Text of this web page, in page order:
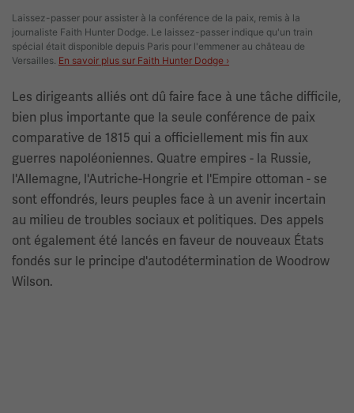
Laissez-passer pour assister à la conférence de la paix, remis à la
journaliste Faith Hunter Dodge. Le laissez-passer indique qu'un train
spécial était disponible depuis Paris pour l'emmener au château de
Versailles. En savoir plus sur Faith Hunter Dodge ›
Les dirigeants alliés ont dû faire face à une tâche difficile,
bien plus importante que la seule conférence de paix
comparative de 1815 qui a officiellement mis fin aux
guerres napoléoniennes. Quatre empires - la Russie,
l'Allemagne, l'Autriche-Hongrie et l'Empire ottoman - se
sont effondrés, leurs peuples face à un avenir incertain
au milieu de troubles sociaux et politiques. Des appels
ont également été lancés en faveur de nouveaux États
fondés sur le principe d'autodétermination de Woodrow
Wilson.